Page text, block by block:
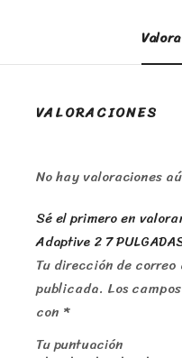
VALORACIONES
No hay valoraciones
Sé el primero en
Adaptive 2 7
Tu dirección de
publicada. Los
con *
Tu puntuación